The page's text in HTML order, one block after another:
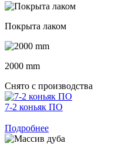
Покрыта лаком
2000 mm
Снято с производства
7-2 коньяк ПО
Подробнее